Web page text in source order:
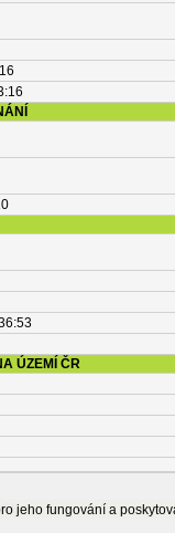
ÚZEMÍ ČR
jeho fungování a